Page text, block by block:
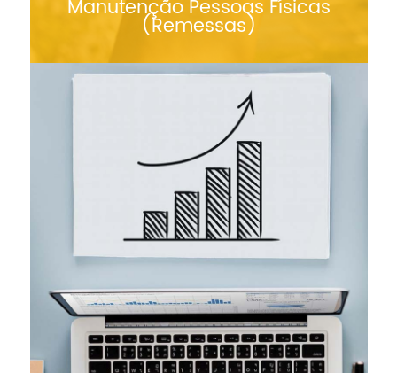
Manutenção Pessoas Físicas
(Remessas)